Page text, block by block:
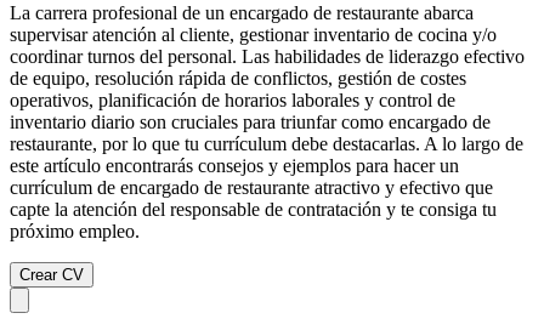
La carrera profesional de un encargado de restaurante abarca
supervisar atención al cliente, gestionar inventario de cocina y/o
coordinar turnos del personal. Las habilidades de liderazgo efectivo
de equipo, resolución rápida de conflictos, gestión de costes
operativos, planificación de horarios laborales y control de
inventario diario son cruciales para triunfar como encargado de
restaurante, por lo que tu currículum debe destacarlas. A lo largo de
este artículo encontrarás consejos y ejemplos para hacer un
currículum de encargado de restaurante atractivo y efectivo que
capte la atención del responsable de contratación y te consiga tu
próximo empleo.
Crear CV